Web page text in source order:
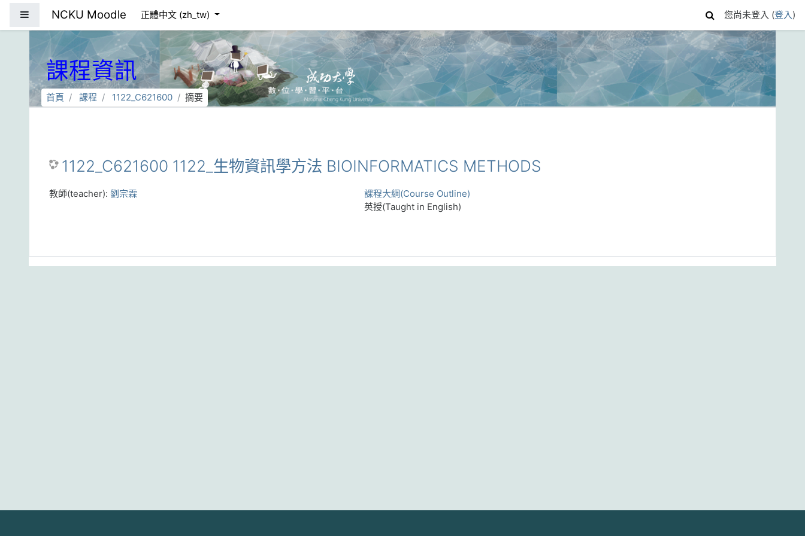
NCKU Moodle 正體中文 ‎(zh_tw)‎ 您尚未登入 (登入)
課程資訊
首頁 課程 1122_C621600 摘要
1122_C621600 1122_生物資訊學方法 BIOINFORMATICS METHODS
課程大綱(Course Outline)
英授(Taught in English)
教師(teacher): 劉宗霖